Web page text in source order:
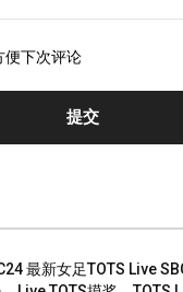
便下次评论
最新女足TOTS Live